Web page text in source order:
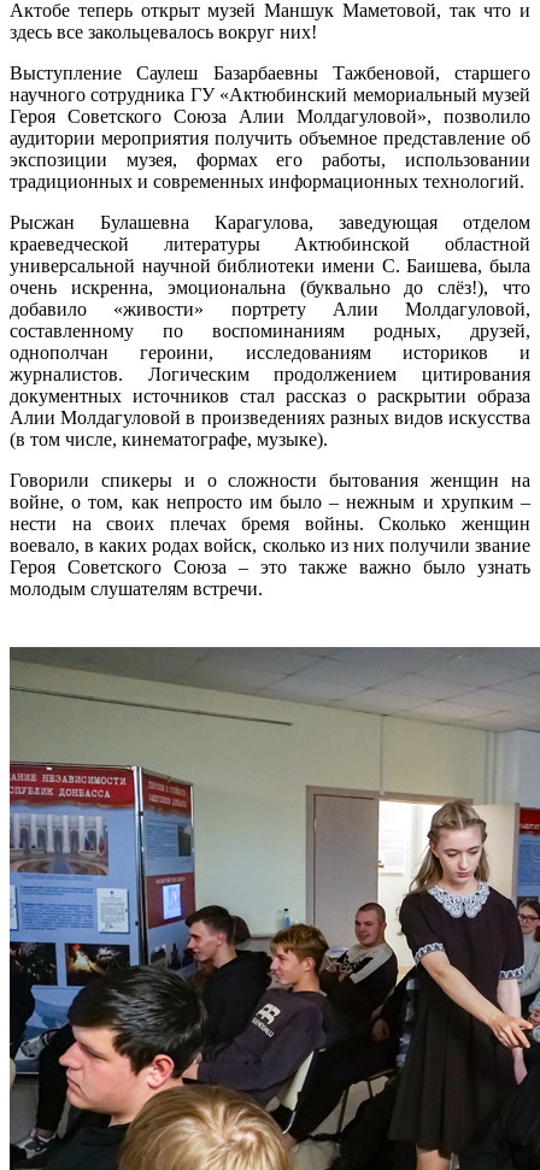
Актобе теперь открыт музей Маншук Маметовой, так что и
здесь все закольцевалось вокруг них!
Выступление Саулеш Базарбаевны Тажбеновой, старшего
научного сотрудника ГУ «Актюбинский мемориальный музей
Героя Советского Союза Алии Молдагуловой», позволило
аудитории мероприятия получить объемное представление об
экспозиции музея, формах его работы, использовании
традиционных и современных информационных технологий.
Рысжан Булашевна Карагулова, заведующая отделом
краеведческой литературы Актюбинской областной
универсальной научной библиотеки имени С. Баишева, была
очень искренна, эмоциональна (буквально до слёз!), что
добавило «живости» портрету Алии Молдагуловой,
составленному по воспоминаниям родных, друзей,
однополчан героини, исследованиям историков и
журналистов. Логическим продолжением цитирования
документных источников стал рассказ о раскрытии образа
Алии Молдагуловой в произведениях разных видов искусства
(в том числе, кинематографе, музыке).
Говорили спикеры и о сложности бытования женщин на
войне, о том, как непросто им было – нежным и хрупким –
нести на своих плечах бремя войны. Сколько женщин
воевало, в каких родах войск, сколько из них получили звание
Героя Советского Союза – это также важно было узнать
молодым слушателям встречи.